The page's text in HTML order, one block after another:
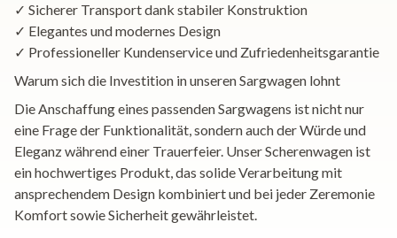
✓ Sicherer Transport dank stabiler Konstruktion
✓ Elegantes und modernes Design
✓ Professioneller Kundenservice und Zufriedenheitsgarantie
Warum sich die Investition in unseren Sargwagen lohnt
Die Anschaffung eines passenden Sargwagens ist nicht nur
eine Frage der Funktionalität, sondern auch der Würde und
Eleganz während einer Trauerfeier. Unser Scherenwagen ist
ein hochwertiges Produkt, das solide Verarbeitung mit
ansprechendem Design kombiniert und bei jeder Zeremonie
Komfort sowie Sicherheit gewährleistet.